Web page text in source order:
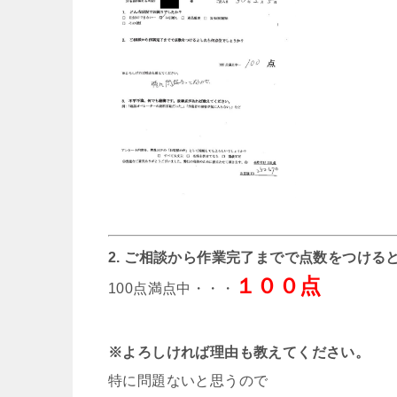
2. ご相談から作業完了までで点数をつける
100点満点中・・・ １００点
※よろしければ理由も教えてください。
特に問題ないと思うので